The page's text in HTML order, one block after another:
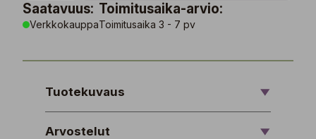
Saatavuus:
Verkkokauppa
Toimitusaika-arvio:
Toimitusaika 3 - 7 pv
Tuotekuvaus
Arvostelut